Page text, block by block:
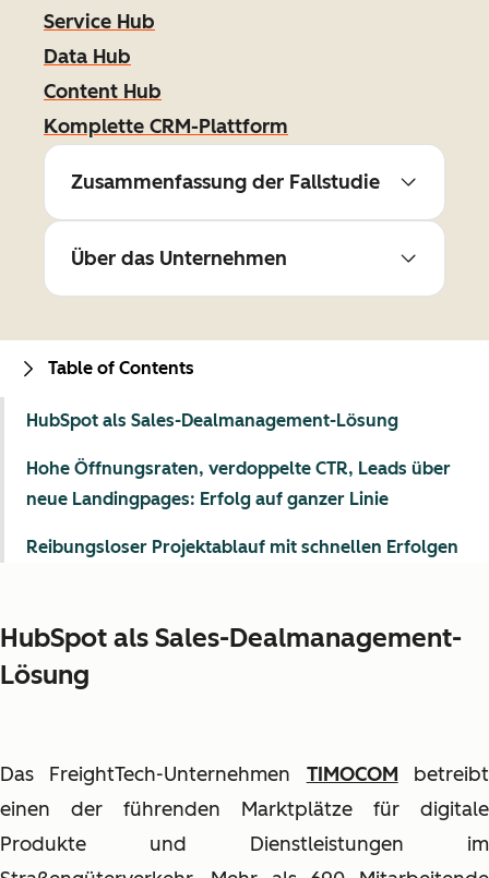
Service Hub
Data Hub
Content Hub
Komplette CRM-Plattform
Zusammenfassung der Fallstudie
Über das Unternehmen
HubSpot als Sales-Dealmanagement-
Lösung
Das FreightTech-Unternehmen TIMOCOM betreibt
einen der führenden Marktplätze für digitale
Produkte und Dienstleistungen im
Table of Contents
HubSpot als Sales-Dealmanagement-Lösung
Hohe Öffnungsraten, verdoppelte CTR, Leads über
neue Landingpages: Erfolg auf ganzer Linie
Reibungsloser Projektablauf mit schnellen Erfolgen